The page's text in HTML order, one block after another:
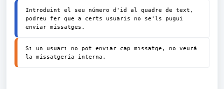
Introduint el seu número d'id al quadre de text,
podreu fer que a certs usuaris no se'ls pugui
enviar missatges.
Si un usuari no pot enviar cap missatge, no veurà
la missatgeria interna.